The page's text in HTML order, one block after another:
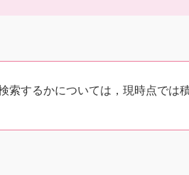
索するかについては，現時点では